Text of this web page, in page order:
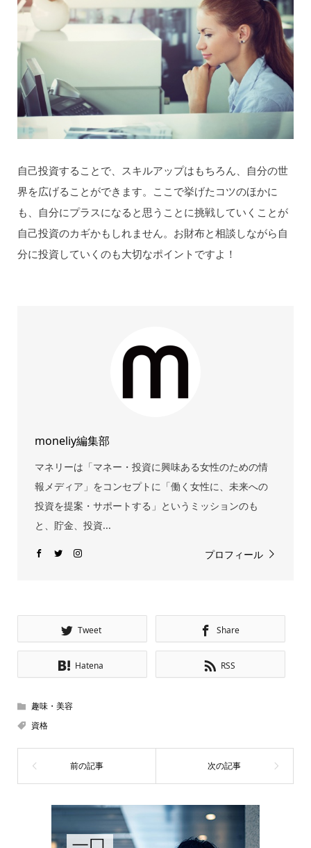
自己投資することで、スキルアップはもちろん、自分の世
界を広げることができます。ここで挙げたコツのほかに
も、自分にプラスになると思うことに挑戦していくことが
自己投資のカギかもしれません。お財布と相談しながら自
分に投資していくのも大切なポイントですよ！
moneliy編集部
マネリーは「マネー・投資に興味ある女性のための情
報メディア」をコンセプトに「働く女性に、未来への
投資を提案・サポートする」というミッションのも
と、貯金、投資...
プロフィール
Tweet Share
Hatena RSS
趣味・美容
資格